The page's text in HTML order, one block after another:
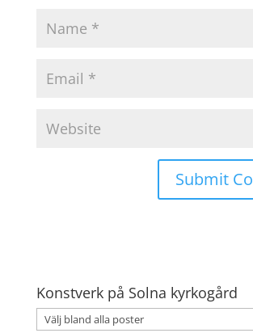
Konstverk på Solna kyrkogård